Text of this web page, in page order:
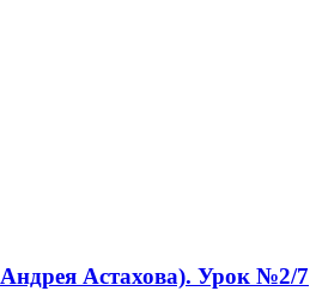
Астахова). Урок №2/7